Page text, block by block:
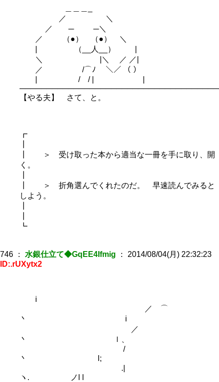
／ ＼
／ ─ ─＼
／ （●） （●） ＼
| （__人__） |
＼ |＼ ／ ／|
／ /⌒ﾉ ＼／ （ ）
| / / | |
【やる夫】 さて、と。
┏
┃ ＞ 受け取った本から適当な一冊を手に取り、開
く。
┃ ＞ 折角選んでくれたのだ。 早速読んでみると
しよう。
┗
746 ： 水銀仕立て◆GqEE4Ifmig ： 2014/08/04(月) 22:32:23
ID:.rUXytx2
i
／ ⌒
丶 i
／
丶 ｌ、
/
丶 l;
ヽ. ノl l